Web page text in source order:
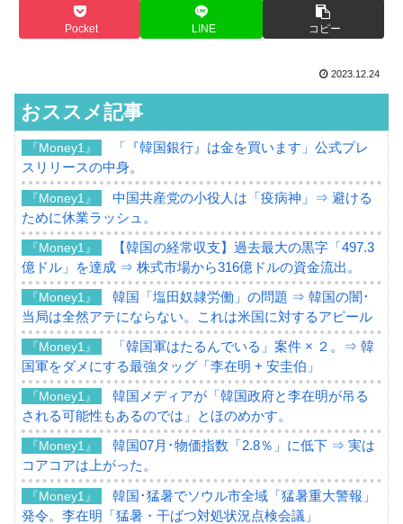
Pocket LINE コピー
2023.12.24
おススメ記事
『Money1』
「『韓国銀行』は金を買います」公式プレ
スリリースの中身。
『Money1』
中国共産党の小役人は「疫病神」⇒ 避ける
ために休業ラッシュ。
『Money1』
【韓国の経常収支】過去最大の黒字「497.3
億ドル」を達成 ⇒ 株式市場から316億ドルの資金流出。
『Money1』
韓国「塩田奴隷労働」の問題 ⇒ 韓国の闇･
当局は全然アテにならない。これは米国に対するアピール
『Money1』
「韓国軍はたるんでいる」案件 × ２。⇒ 韓
国軍をダメにする最強タッグ「李在明 + 安圭伯」
『Money1』
韓国メディアが「韓国政府と李在明が吊る
される可能性もあるのでは」とほのめかす。
『Money1』
韓国07月･物価指数「2.8％」に低下 ⇒ 実は
コアコアは上がった。
『Money1』
韓国･猛暑でソウル市全域「猛暑重大警報」
発令。李在明「猛暑・干ばつ対処状況点検会議」